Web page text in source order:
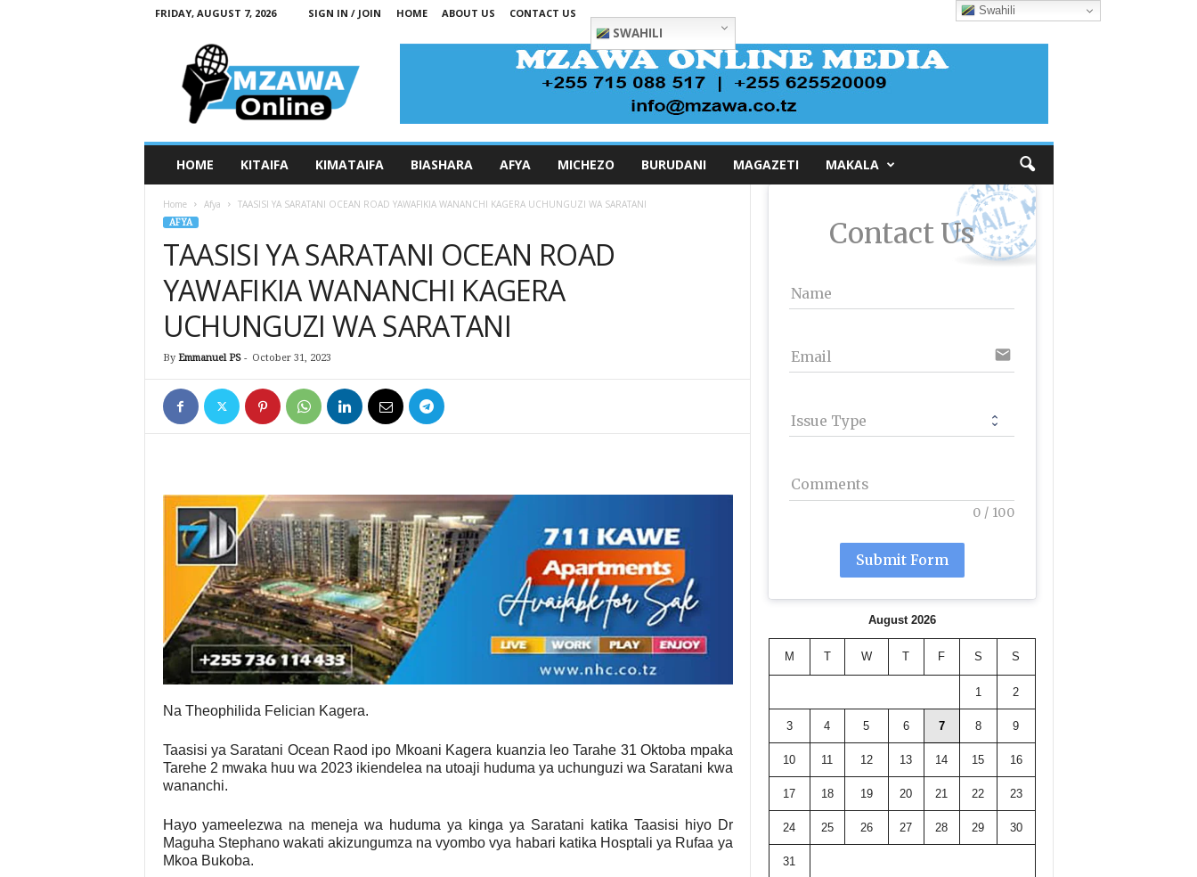
FRIDAY, AUGUST 7, 2026 SIGN IN / JOIN HOME ABOUT US CONTACT US
SWAHILI
HOME KITAIFA KIMATAIFA BIASHARA AFYA MICHEZO BURUDANI MAGAZETI MAKALA
Home Afya TAASISI YA SARATANI OCEAN ROAD YAWAFIKIA WANANCHI KAGERA UCHUNGUZI WA SARATANI
AFYA
TAASISI YA SARATANI OCEAN ROAD
YAWAFIKIA WANANCHI KAGERA
UCHUNGUZI WA SARATANI
By Emmanuel PS- October 31, 2023
Na Theophilida Felician Kagera.
Taasisi ya Saratani Ocean Raod ipo Mkoani Kagera kuanzia leo Tarahe 31 Oktoba mpaka
Tarehe 2 mwaka huu wa 2023 ikiendelea na utoaji huduma ya uchunguzi wa Saratani kwa
wananchi.
Hayo yameelezwa na meneja wa huduma ya kinga ya Saratani katika Taasisi hiyo Dr
Maguha Stephano wakati akizungumza na vyombo vya habari katika Hosptali ya Rufaa ya
Mkoa Bukoba.
Contact Us
Name
Email email
Issue Type
Comments
0 / 100
Submit Form
August 2026
M T W T F S S
1 2
3 4 5 6 7 8 9
10 11 12 13 14 15 16
17 18 19 20 21 22 23
24 25 26 27 28 29 30
31
Swahili